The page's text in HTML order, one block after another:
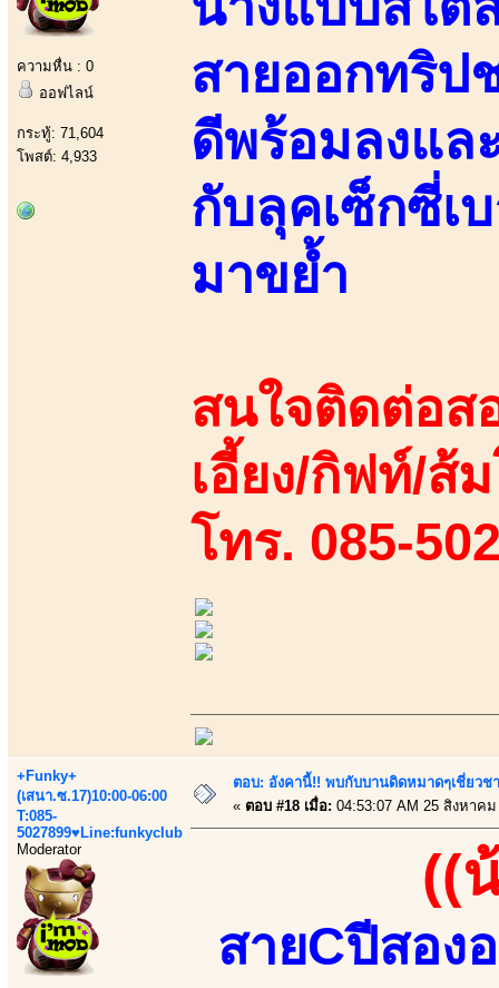
ความหื่น : 0
ออฟไลน์
กระทู้: 71,604
โพสต์: 4,933
สายออกทริป
ดีพร้อมลงแล
กับลุคเซ็กซี่เ
มาขย้ำ
สนใจติดต่อส
เอี้ยง/กิฟท์/ส้
โทร. 085-
+Funky+
(เสนา.ซ.17)10:00-06:00
T:085-
5027899♥Line:funkyclub
Moderator
ตอบ: อังคานี้!! พบกับบานดิดหมาดๆเชี่ยวช
« ตอบ #18 เมื่อ: 04:53:07 AM 25 สิงหาคม
((
สายCปีสอง